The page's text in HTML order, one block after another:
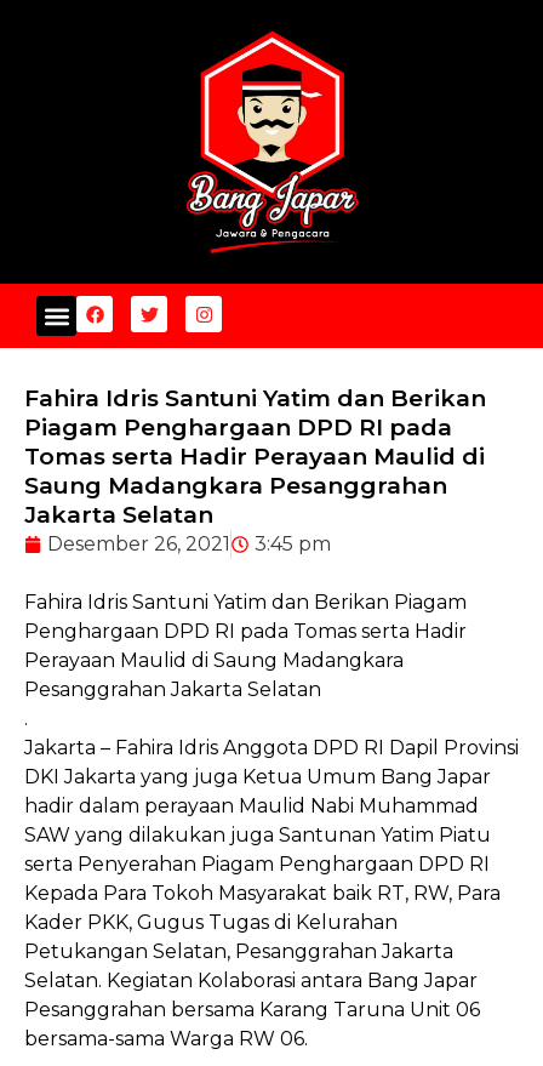
Fahira Idris Santuni Yatim dan Berikan
Piagam Penghargaan DPD RI pada
Tomas serta Hadir Perayaan Maulid di
Saung Madangkara Pesanggrahan
Jakarta Selatan
Desember 26, 2021 3:45 pm
Fahira Idris Santuni Yatim dan Berikan Piagam
Penghargaan DPD RI pada Tomas serta Hadir
Perayaan Maulid di Saung Madangkara
Pesanggrahan Jakarta Selatan
.
Jakarta – Fahira Idris Anggota DPD RI Dapil Provinsi
DKI Jakarta yang juga Ketua Umum Bang Japar
hadir dalam perayaan Maulid Nabi Muhammad
SAW yang dilakukan juga Santunan Yatim Piatu
serta Penyerahan Piagam Penghargaan DPD RI
Kepada Para Tokoh Masyarakat baik RT, RW, Para
Kader PKK, Gugus Tugas di Kelurahan
Petukangan Selatan, Pesanggrahan Jakarta
Selatan. Kegiatan Kolaborasi antara Bang Japar
Pesanggrahan bersama Karang Taruna Unit 06
bersama-sama Warga RW 06.